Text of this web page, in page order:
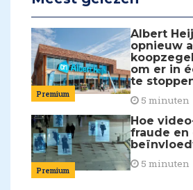
Premium
Albert
opnieuw
om er in
te
5 minuten
Premium
Hoe
fraude en
5 minuten